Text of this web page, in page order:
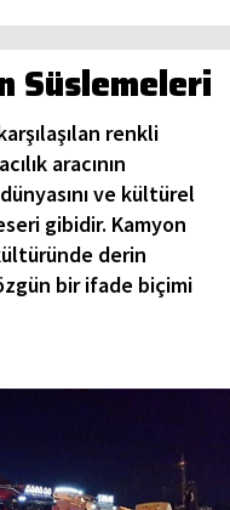
Süslemeleri
renkli
aracının
ve kültürel
gibidir. Kamyon
derin
bir ifade biçimi